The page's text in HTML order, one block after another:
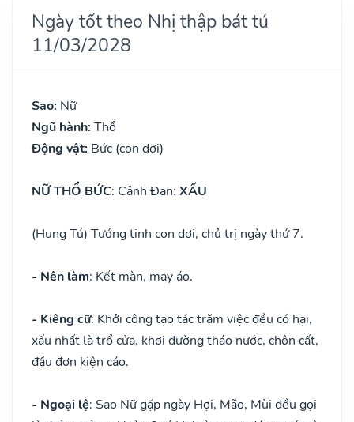
Ngày tốt theo Nhị thập bát tú
11/03/2028
Sao: Nữ
Ngũ hành: Thổ
Động vật: Bức (con dơi)
NỮ THỔ BỨC: Cảnh Đan: XẤU
(Hung Tú) Tướng tinh con dơi, chủ trị ngày thứ 7.
- Nên làm: Kết màn, may áo.
- Kiêng cữ: Khởi công tạo tác trăm việc đều có hại,
xấu nhất là trổ cửa, khơi đường tháo nước, chôn cất,
đầu đơn kiện cáo.
- Ngoại lệ: Sao Nữ gặp ngày Hợi, Mão, Mùi đều gọi